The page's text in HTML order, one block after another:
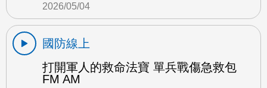
2026/05/04
國防線上
打開軍人的救命法寶 單兵戰傷急救包
FM AM